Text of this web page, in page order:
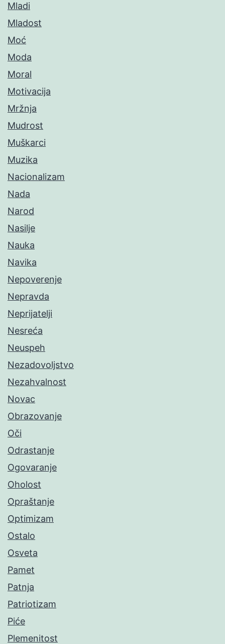
Mladi
Mladost
Moć
Moda
Moral
Motivacija
Mržnja
Mudrost
Muškarci
Muzika
Nacionalizam
Nada
Narod
Nasilje
Nauka
Navika
Nepoverenje
Nepravda
Neprijatelji
Nesreća
Neuspeh
Nezadovoljstvo
Nezahvalnost
Novac
Obrazovanje
Oči
Odrastanje
Ogovaranje
Oholost
Opraštanje
Optimizam
Ostalo
Osveta
Pamet
Patnja
Patriotizam
Piće
Plemenitost